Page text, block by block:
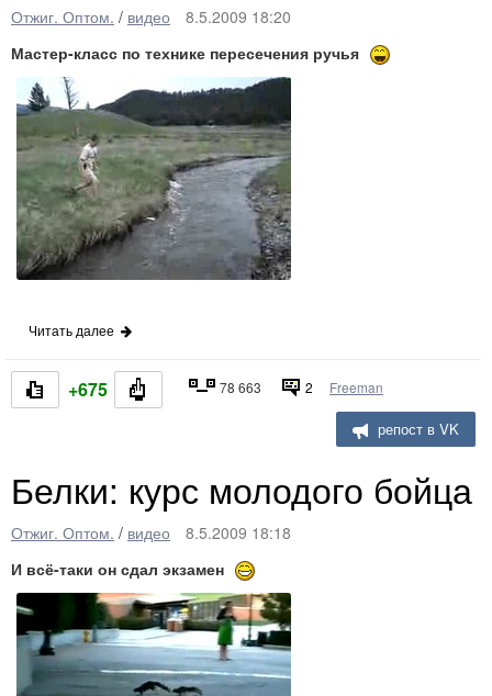
Отжиг. Оптом. / видео
8.5.2009 18:20
Мастер-класс по технике пересечения ручья
Читать далее
+675 78 663 2 Freeman
репост в VK
Белки: курс молодого бойца
Отжиг. Оптом. / видео
8.5.2009 18:18
И всё-таки он сдал экзамен